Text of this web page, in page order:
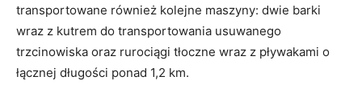
transportowane również kolejne maszyny: dwie barki
wraz z kutrem do transportowania usuwanego
trzcinowiska oraz rurociągi tłoczne wraz z pływakami o
łącznej długości ponad 1,2 km.